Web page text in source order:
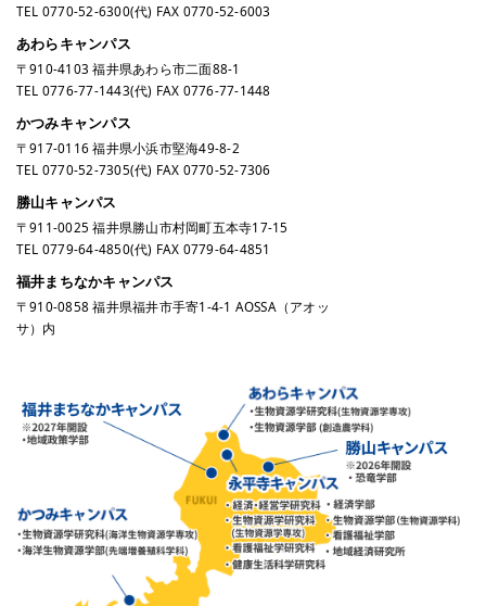
TEL 0770-52-6300(代) FAX 0770-52-6003
あわらキャンパス
〒910-4103 福井県あわら市二面88-1
TEL 0776-77-1443(代) FAX 0776-77-1448
かつみキャンパス
〒917-0116 福井県小浜市堅海49-8-2
TEL 0770-52-7305(代) FAX 0770-52-7306
勝山キャンパス
〒911-0025 福井県勝山市村岡町五本寺17-15
TEL 0779-64-4850(代) FAX 0779-64-4851
福井まちなかキャンパス
〒910-0858 福井県福井市手寄1-4-1 AOSSA（アオッ
サ）内